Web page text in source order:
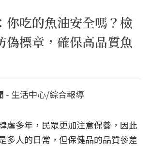
你吃的魚油安全嗎？檢
偽標章，確保高品質魚
- 生活中心/綜合報導
虐多年，民眾更加注意保養，因此
多人的日常，但保健品的品質參差